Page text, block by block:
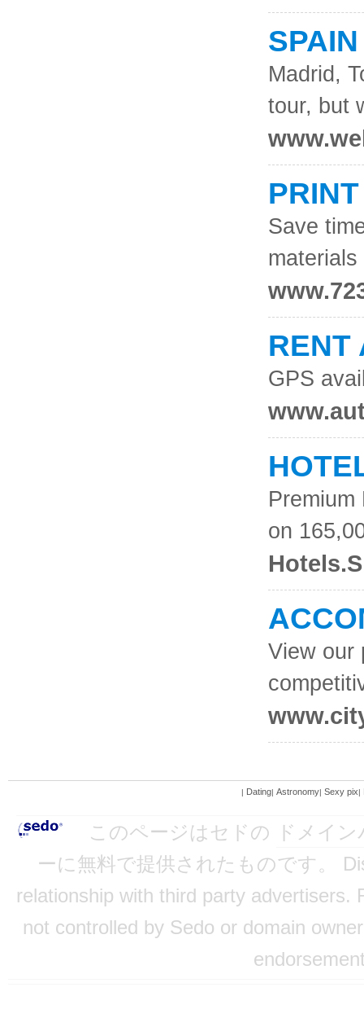
Madrid,
tour, but
Save
RENT
GPS
on
View our
| Dating| Astronomy| Sexy pix|
このページはセドの
ドメイ
ーに無料で提供されたものです。
relationship with third party
not controlled by Sedo or domain